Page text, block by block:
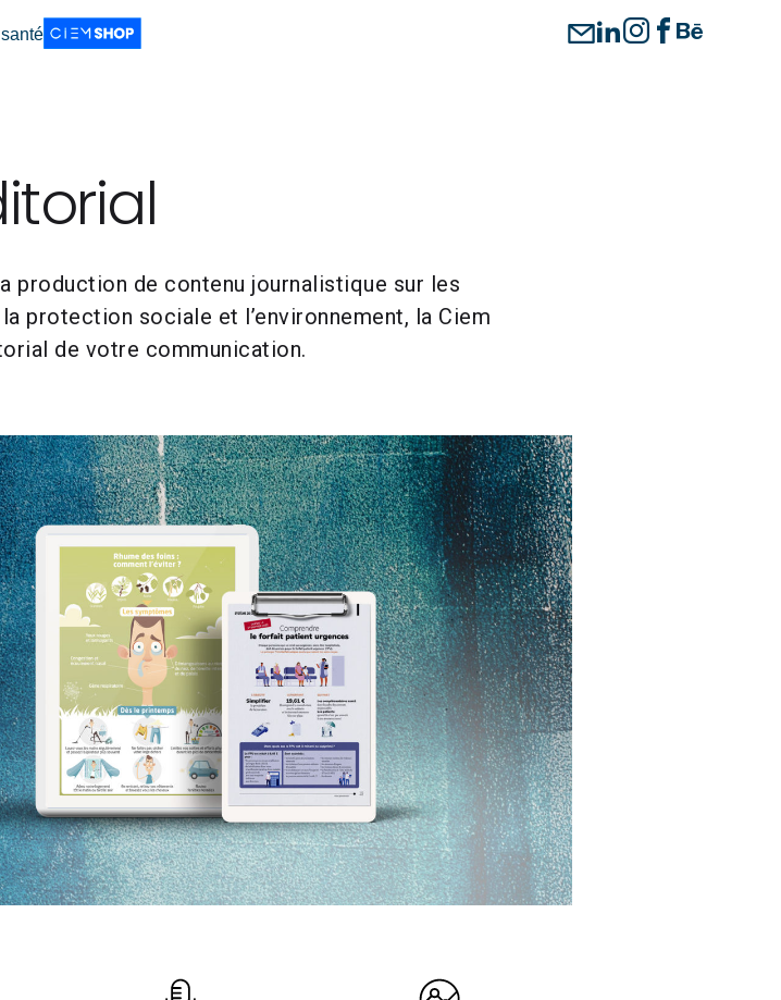
production de contenu journalistique sur les
protection sociale et l’environnement, la Ciem
de votre communication.